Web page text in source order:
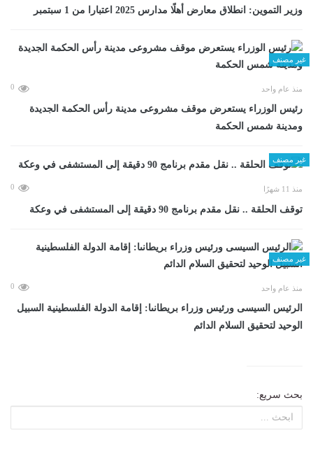
وزير التموين: انطلاق معارض أهلًا مدارس 2025 اعتبارا من 1 سبتمبر
غير مصنف
منذ عام واحد 0
رئيس الوزراء يستعرض موقف مشروعى مدينة رأس الحكمة الجديدة
ومدينة شمس الحكمة
غير مصنف
منذ 11 شهرًا 0
توقف الحلقة .. نقل مقدم برنامج 90 دقيقة إلى المستشفى في وعكة
غير مصنف
منذ عام واحد 0
الرئيس السيسى ورئيس وزراء بريطانىا: إقامة الدولة الفلسطينية السبيل
الوحيد لتحقيق السلام الدائم
بحث سريع: